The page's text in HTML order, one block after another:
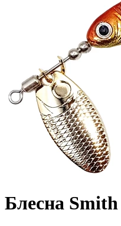
Блесна